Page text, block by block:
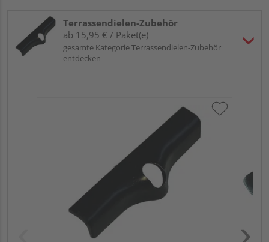
Terrassendielen-Zubehör
ab 15,95 € / Paket(e)
gesamte Kategorie Terrassendielen-Zubehör
entdecken